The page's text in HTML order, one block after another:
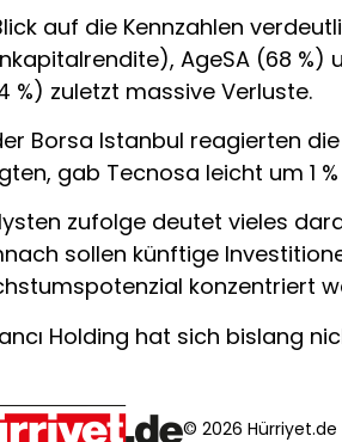
auf die Kennzahlen
AgeSA (68 %)
%) zuletzt massive Verluste.
Borsa Istanbul reagierten
gab Tecnosa leicht um 1
zufolge deutet vieles
sollen künftige
konzentriert
Holding hat sich bislang
© 2026 Hürriyet.de